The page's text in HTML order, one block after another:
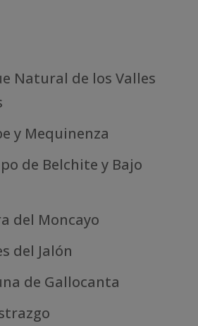
Natural de los Valles
y Mequinenza
de Belchite y Bajo
del Moncayo
del Jalón
de Gallocanta